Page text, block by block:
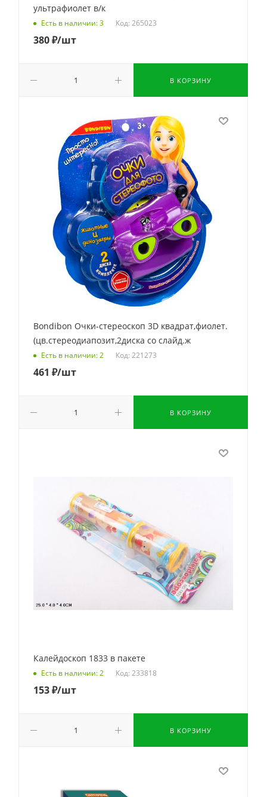
ультрафиолет в/к
Есть в наличии: 3 Код: 265023
380₽/шт
В КОРЗИНУ
Bondibon Очки-стереоскоп 3D квадрат,фиолет.
(цв.стереодиапозит,2диска со слайд.ж
Есть в наличии: 2 Код: 221273
461 ₽/шт
В КОРЗИНУ
Калейдоскоп 1833 в пакете
Есть в наличии: 2 Код: 233818
153₽/шт
В КОРЗИНУ